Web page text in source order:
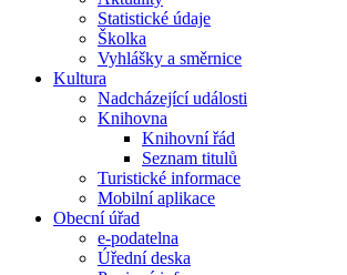
Statistické údaje
Školka
Vyhlášky a směrnice
Kultura
Nadcházející události
Knihovna
Knihovní řád
Seznam titulů
Turistické informace
Mobilní aplikace
Obecní úřad
e-podatelna
Úřední deska